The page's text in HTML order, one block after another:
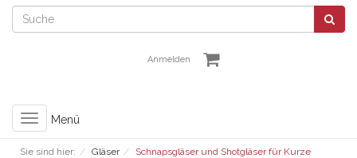
Anmelden
Toggle
navigation
Menü
Sie sind hier: Gläser Schnapsgläser und Shotgläser für Kurze